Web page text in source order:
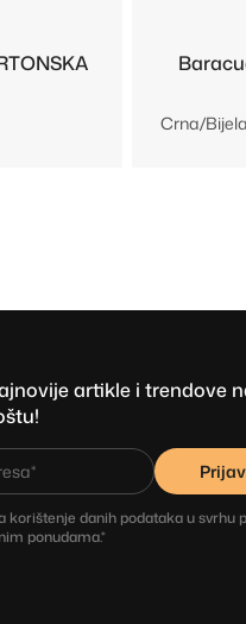
Crna/Bijela
artikle i trendove
korištenje danih podataka u svrhu
ponudama.*